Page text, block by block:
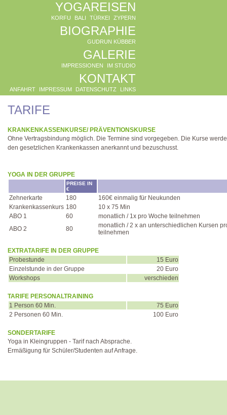
YOGAREISEN
KORFU BALI TÜRKEI ZYPERN
BIOGRAPHIE
GUDRUN KÜBBER
GALERIE
IMPRESSIONEN IM STUDIO
KONTAKT
ANFAHRT IMPRESSUM DATENSCHUTZ LINKS
TARIFE
KRANKENKASSENKURSE/ PRÄVENTIONSKURSE
Ohne Vertragsbindung möglich. Die Termine sind vorgegeben. Die Kurse
den gesetzlichen Krankenkassen anerkannt und bezuschusst.
YOGA IN DER GRUPPE
PREISE IN
€
Zehnerkarte 180
160€ einmalig für Neukunden
Krankenkassenkurs 180
10 x 75 Min
ABO 1
60
monatlich / 1x pro Woche teilnehmen
ABO 2
80
monatlich / 2 x an unterschiedlichen Kursen
teilnehmen
EXTRATARIFE IN DER GRUPPE
Probestunde
15 Euro
Einzelstunde in der Gruppe
20 Euro
Workshops
verschieden
TARIFE PERSONALTRAINING
1 Person 60 Min.
75 Euro
2 Personen 60 Min.
100 Euro
SONDERTARIFE
Yoga in Kleingruppen - Tarif nach Absprache.
Ermäßigung für Schüler/Studenten auf Anfrage.